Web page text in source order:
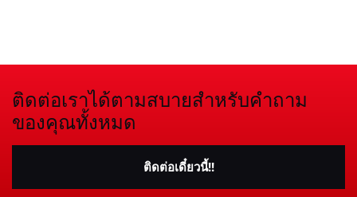
ติดต่อเราได้ตามสบายสำหรับคำถาม
ของคุณทั้งหมด
ติดต่อเดี๋ยวนี้!!